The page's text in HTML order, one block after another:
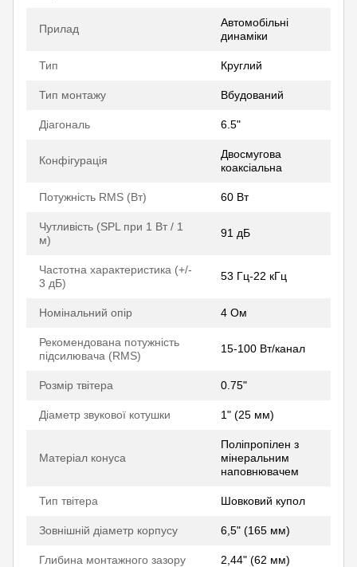
Прилад
Автомобільні
динаміки
Тип Круглий
Тип монтажу Вбудований
Діагональ 6.5"
Конфігурація
Двосмугова
коаксіальна
Потужність RMS (Вт) 60 ​​Вт
Чутливість (SPL при 1 Вт / 1
м)
91 дБ
Частотна характеристика (+/-
3 дБ)
53 Гц-22 кГц
Номінальний опір 4 Ом
Рекомендована потужність
підсилювача (RMS)
15-100 Вт/канал
Розмір твітера 0.75"
Діаметр звукової котушки 1" (25 мм)
Матеріал конуса
Поліпропілен з
мінеральним
наповнювачем
Тип твітера Шовковий купол
Зовнішній діаметр корпусу 6,5" (165 мм)
Глибина монтажного зазору 2,44" (62 мм)